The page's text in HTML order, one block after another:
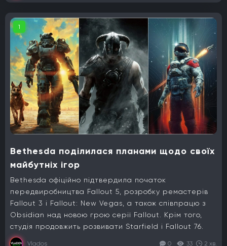
1
Bethesda поділилася планами щодо своїх
майбутніх ігор
Bethesda офіційно підтвердила початок
передвиробництва Fallout 5, розробку ремастерів
Fallout 3 і Fallout: New Vegas, а також співпрацю з
Obsidian над новою грою серії Fallout. Крім того,
студія продовжить розвивати Starfield і Fallout 76.
Vlados 0 33 2 хв.